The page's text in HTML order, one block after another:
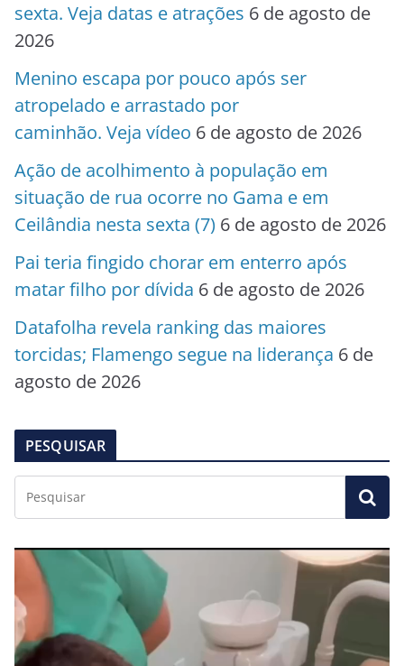
sexta. Veja datas e atrações 6 de agosto de
2026
Menino escapa por pouco após ser
atropelado e arrastado por
caminhão. Veja vídeo 6 de agosto de 2026
Ação de acolhimento à população em
situação de rua ocorre no Gama e em
Ceilândia nesta sexta (7) 6 de agosto de 2026
Pai teria fingido chorar em enterro após
matar filho por dívida 6 de agosto de 2026
Datafolha revela ranking das maiores
torcidas; Flamengo segue na liderança 6 de
agosto de 2026
PESQUISAR